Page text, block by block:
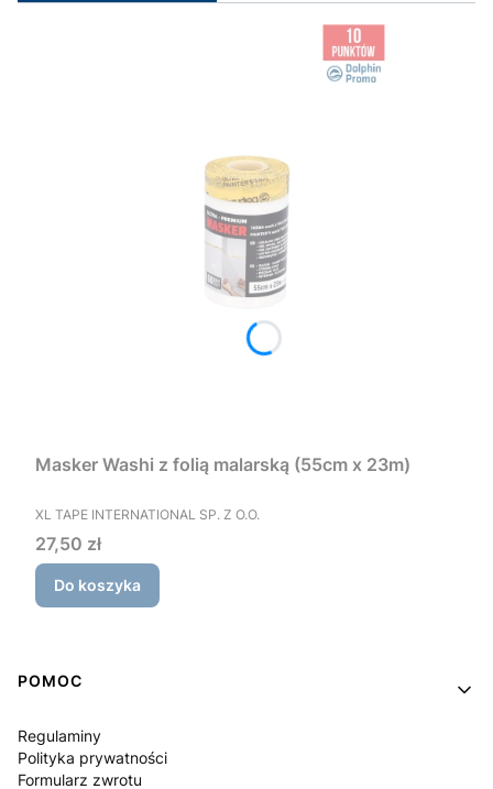
Masker Washi z folią malarską (55cm x 23m)
PRODUCENT
XL TAPE INTERNATIONAL SP. Z O.O.
Cena
27,50 zł
Do koszyka
Linki w stopce
POMOC
Regulaminy
Polityka prywatności
Formularz zwrotu